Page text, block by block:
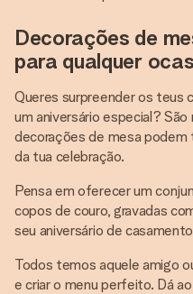
Decorações de
para qualquer
Queres surpreender os teus
um aniversário especial?
decorações de mesa
da tua celebração.
Pensa em oferecer um
copos de couro, gravadas
seu aniversário de
Todos temos aquele amigo
e criar o menu perfeito. Dá